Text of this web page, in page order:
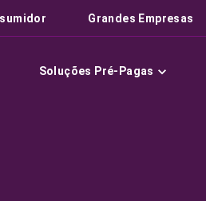
Grandes Empresas
Soluções Pré-Pagas